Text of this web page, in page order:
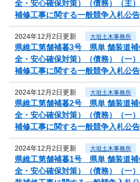
全・安心確保対策）（債務）（主
補修工事に関する一般競争入札公告
2024年12月2日更新 大垣土木事務所
県維工第舗補暮3号 県単 舗装道補
全・安心確保対策）（債務）（一
補修工事に関する一般競争入札公告
2024年12月2日更新 大垣土木事務所
県維工第舗補暮2号 県単 舗装道補
全・安心確保対策）（債務）（一
補修工事に関する一般競争入札公告
2024年12月2日更新 大垣土木事務所
県維工第舗補暮1号 県単 舗装道補
全・安心確保対策）（債務）（一